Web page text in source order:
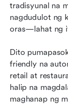
tradisyunal na
nagdudulot ng
oras—lahat ng
Dito
friendly na
retail at
halip na
maghanap ng
May